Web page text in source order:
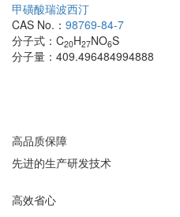
甲磺酸瑞波西汀
CAS No.： 98769-84-7
分子式： C20H27NO6S
分子量： 409.496484994888
高品质保障
先进的生产研发技术
高效省心